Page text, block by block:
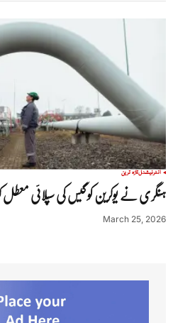
انٹرنیشنلتازہ ترین
ہنگری نے یوکرین کو گیس کی سپلائی
March 25, 2026